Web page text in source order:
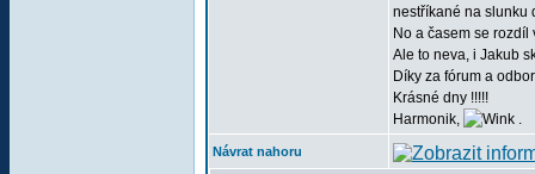
nestříkané na slunku
No a časem se
Ale to neva, i Jakub
Díky za fórum a
Krásné dny !!!!!
Harmonik,
.
Návrat nahoru